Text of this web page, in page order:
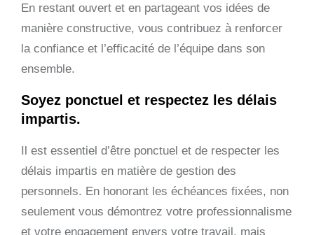
En restant ouvert et en partageant vos idées de
manière constructive, vous contribuez à renforcer
la confiance et l’efficacité de l’équipe dans son
ensemble.
Soyez ponctuel et respectez les délais
impartis.
Il est essentiel d’être ponctuel et de respecter les
délais impartis en matière de gestion des
personnels. En honorant les échéances fixées, non
seulement vous démontrez votre professionnalisme
et votre engagement envers votre travail, mais